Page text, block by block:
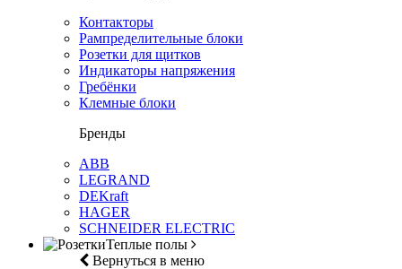
Контакторы
Рампределительные блоки
Розетки для щитков
Индикаторы напряжения
Гребёнки
Клемные блоки
Бренды
ABB
LEGRAND
DEKraft
HAGER
SCHNEIDER ELECTRIC
Теплые полы
Вернуться в меню